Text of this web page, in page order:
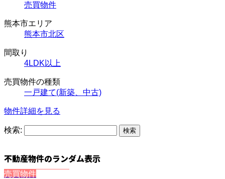
売買物件
熊本市エリア
熊本市北区
間取り
4LDK以上
売買物件の種類
一戸建て(新築、中古)
物件詳細を見る
検索:
不動産物件のランダム表示
売買物件